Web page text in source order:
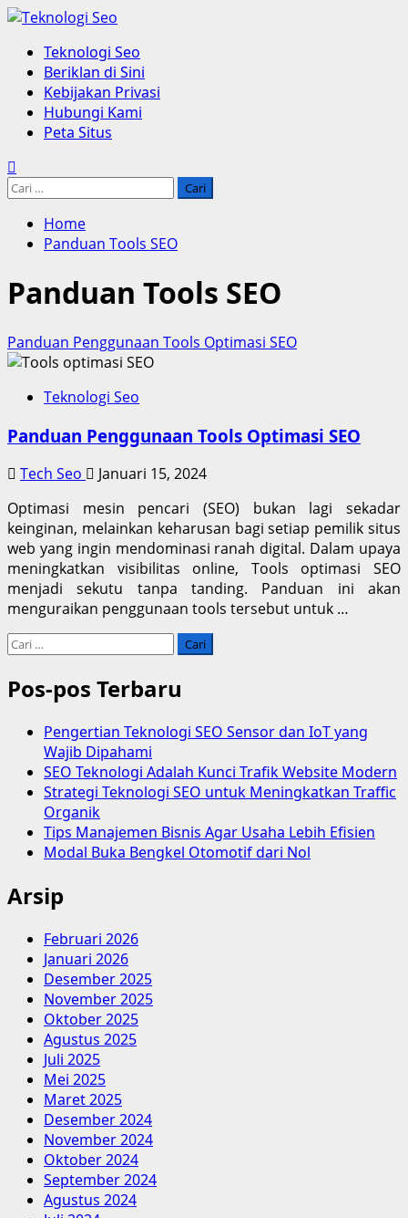
Skip
content
Primary
Menu
Teknologi Seo
Beriklan di Sini
Kebijakan Privasi
Hubungi Kami
Peta Situs
Cari
Home
Panduan Tools SEO
Panduan Tools SEO
Panduan Penggunaan Tools Optimasi SEO
Teknologi Seo
Panduan Penggunaan Tools Optimasi SEO
Tech Seo
Januari 15, 2024
Optimasi mesin pencari (SEO) bukan lagi sekadar
keinginan, melainkan keharusan bagi setiap pemilik situs
web yang ingin mendominasi ranah digital. Dalam upaya
meningkatkan visibilitas online, Tools optimasi SEO
menjadi sekutu tanpa tanding. Panduan ini akan
menguraikan penggunaan tools tersebut untuk …
Cari
Pos-pos Terbaru
Pengertian Teknologi SEO Sensor dan IoT yang
Wajib Dipahami
SEO Teknologi Adalah Kunci Trafik Website Modern
Strategi Teknologi SEO untuk Meningkatkan Traffic
Organik
Tips Manajemen Bisnis Agar Usaha Lebih Efisien
Modal Buka Bengkel Otomotif dari Nol
Arsip
Februari 2026
Januari 2026
Desember 2025
November 2025
Oktober 2025
Agustus 2025
Juli 2025
Mei 2025
Maret 2025
Desember 2024
November 2024
Oktober 2024
September 2024
Agustus 2024